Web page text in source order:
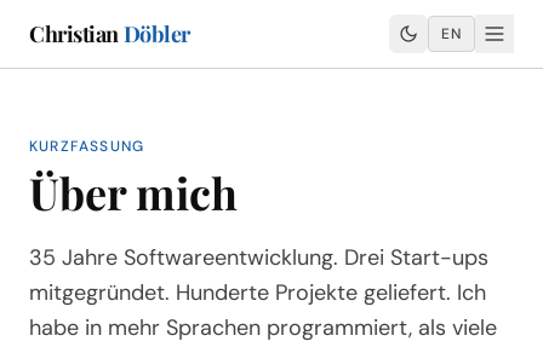
ChristianDöbler EN
KURZFASSUNG
Über mich
35 Jahre Softwareentwicklung. Drei Start-ups
mitgegründet. Hunderte Projekte geliefert. Ich
habe in mehr Sprachen programmiert, als viele